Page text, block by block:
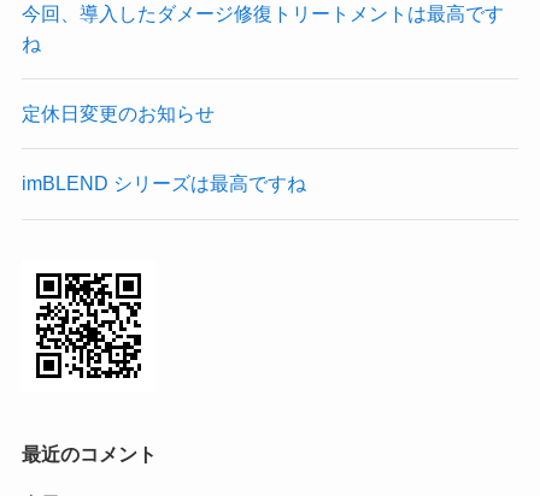
今回、導入したダメージ修復トリートメントは最高です
ね
定休日変更のお知らせ
imBLEND シリーズは最高ですね
最近のコメント